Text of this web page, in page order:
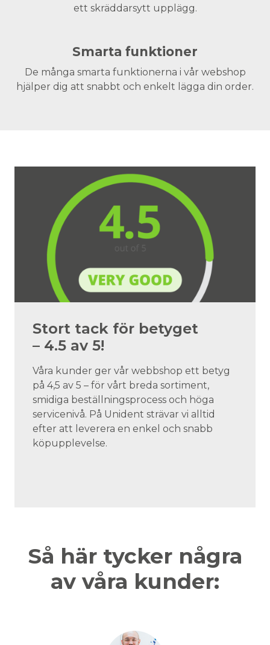
ett skräddarsytt upplägg.
Smarta funktioner
De många smarta funktionerna i vår webshop
hjälper dig att snabbt och enkelt lägga din order.
Stort tack för betyget
– 4.5 av 5!
Våra kunder ger vår webbshop ett betyg
på 4,5 av 5 – för vårt breda sortiment,
smidiga beställningsprocess och höga
servicenivå. På Unident strävar vi alltid
efter att leverera en enkel och snabb
köpupplevelse.
Så här tycker några
av våra kunder: